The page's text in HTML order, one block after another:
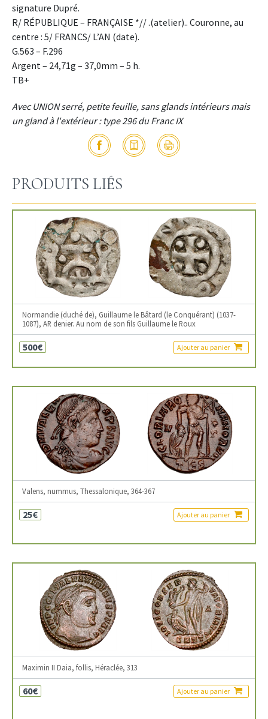
signature Dupré.
R/ RÉPUBLIQUE – FRANÇAISE *// .(atelier).. Couronne, au
centre : 5/ FRANCS/ L’AN (date).
G.563 – F.296
Argent – 24,71g – 37,0mm – 5 h.
TB+
Avec UNION serré, petite feuille, sans glands intérieurs mais
un gland à l'extérieur : type 296 du Franc IX
PRODUITS LIÉS
Normandie (duché de), Guillaume le Bâtard (le Conquérant) (1037-
1087), AR denier. Au nom de son fils Guillaume le Roux
500€ Ajouter au panier
Valens, nummus, Thessalonique, 364-367
25€ Ajouter au panier
Maximin II Daia, follis, Héraclée, 313
60€ Ajouter au panier